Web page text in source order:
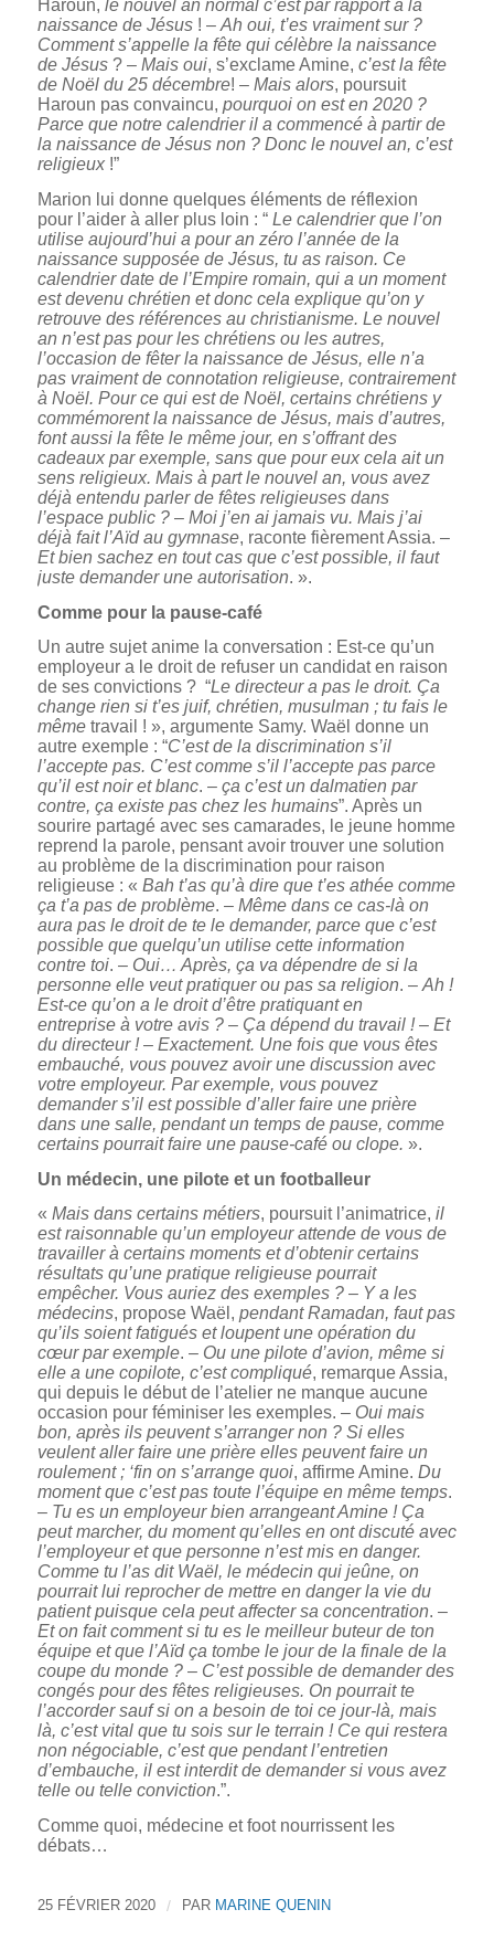
Haroun, le nouvel an normal c’est par rapport à la
naissance de Jésus! –Ah oui, t’es vraiment sur ?
Comment s’appelle la fête qui célèbre la naissance
de Jésus? – Mais oui, s’exclame Amine, c’est la fête
de Noël du 25 décembre! – Mais alors, poursuit
Haroun pas convaincu, pourquoi on est en 2020 ?
Parce que notre calendrier il a commencé à partir de
la naissance de Jésus non ? Donc le nouvel an, c’est
religieux!”
Marion lui donne quelques éléments de réflexion
pour l’aider à aller plus loin : “ Le calendrier que l’on
utilise aujourd’hui a pour an zéro l’année de la
naissance supposée de Jésus, tu as raison. Ce
calendrier date de l’Empire romain, qui a un moment
est devenu chrétien et donc cela explique qu’on y
retrouve des références au christianisme. Le nouvel
an n’est pas pour les chrétiens ou les autres,
l’occasion de fêter la naissance de Jésus, elle n’a
pas vraiment de connotation religieuse, contrairement
à Noël. Pour ce qui est de Noël, certains chrétiens y
commémorent la naissance de Jésus, mais d’autres,
font aussi la fête le même jour, en s’offrant des
cadeaux par exemple, sans que pour eux cela ait un
sens religieux. Mais à part le nouvel an, vous avez
déjà entendu parler de fêtes religieuses dans
l’espace public ?– Moi j’en ai jamais vu. Mais j’ai
déjà fait l’Aïd au gymnase, raconte fièrement Assia. –
Et bien sachez en tout cas que c’est possible, il faut
juste demander une autorisation. ».
Comme pour la pause-café
Un autre sujet anime la conversation : Est-ce qu’un
employeur a le droit de refuser un candidat en raison
de ses convictions ? “Le directeur a pas le droit. Ça
change rien si t’es juif, chrétien, musulman ; tu fais le
même travail ! », argumente Samy. Waël donne un
autre exemple : “C’est de la discrimination s’il
l’accepte pas. C’est comme s’il l’accepte pas parce
qu’il est noir et blanc. – ça c’est un dalmatien par
contre, ça existe pas chez les humains”. Après un
sourire partagé avec ses camarades, le jeune homme
reprend la parole, pensant avoir trouver une solution
au problème de la discrimination pour raison
religieuse : « Bah t’as qu’à dire que t’es athée comme
ça t’a pas de problème. – Même dans ce cas-là on
aura pas le droit de te le demander, parce que c’est
possible que quelqu’un utilise cette information
contre toi. – Oui… Après, ça va dépendre de si la
personne elle veut pratiquer ou pas sa religion. – Ah !
Est-ce qu’on a le droit d’être pratiquant en
entreprise à votre avis ?– Ça dépend du travail !– Et
du directeur !– Exactement. Une fois que vous êtes
embauché, vous pouvez avoir une discussion avec
votre employeur. Par exemple, vous pouvez
demander s’il est possible d’aller faire une prière
dans une salle, pendant un temps de pause, comme
certains pourrait faire une pause-café ou clope. ».
Un médecin, une pilote et un footballeur
« Mais dans certains métiers, poursuit l’animatrice, il
est raisonnable qu’un employeur attende de vous de
travailler à certains moments et d’obtenir certains
résultats qu’une pratique religieuse pourrait
empêcher. Vous auriez des exemples ?– Y a les
médecins, propose Waël, pendant Ramadan, faut pas
qu’ils soient fatigués et loupent une opération du
cœur par exemple. – Ou une pilote d’avion, même si
elle a une copilote, c’est compliqué, remarque Assia,
qui depuis le début de l’atelier ne manque aucune
occasion pour féminiser les exemples. – Oui mais
bon, après ils peuvent s’arranger non ? Si elles
veulent aller faire une prière elles peuvent faire un
roulement ; ‘fin on s’arrange quoi, affirme Amine. Du
moment que c’est pas toute l’équipe en même temps.
– Tu es un employeur bien arrangeant Amine ! Ça
peut marcher, du moment qu’elles en ont discuté avec
l’employeur et que personne n’est mis en danger.
Comme tu l’as dit Waël, le médecin qui jeûne, on
pourrait lui reprocher de mettre en danger la vie du
patient puisque cela peut affecter sa concentration. –
Et on fait comment si tu es le meilleur buteur de ton
équipe et que l’Aïd ça tombe le jour de la finale de la
coupe du monde ?– C’est possible de demander des
congés pour des fêtes religieuses. On pourrait te
l’accorder sauf si on a besoin de toi ce jour-là, mais
là, c’est vital que tu sois sur le terrain ! Ce qui restera
non négociable, c’est que pendant l’entretien
d’embauche, il est interdit de demander si vous avez
telle ou telle conviction.”.
Comme quoi, médecine et foot nourrissent les
débats…
25 FÉVRIER 2020 / PAR MARINE QUENIN